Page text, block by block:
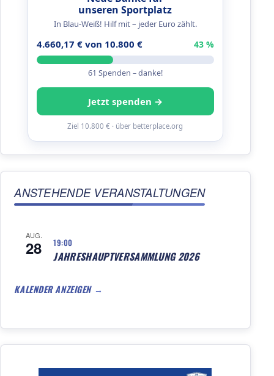
unseren Sportplatz
In Blau-Weiß! Hilf mit – jeder Euro zählt.
4.660,17 € von 10.800 € 43 %
61 Spenden – danke!
Jetzt spenden →
Ziel 10.800 € · über betterplace.org
ANSTEHENDE VERANSTALTUNGEN
AUG.
28 19:00
JAHRESHAUPTVERSAMMLUNG 2026
KALENDER ANZEIGEN